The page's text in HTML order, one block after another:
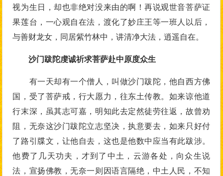
视为生日，却也非绝对没来由的啊！再说观世音菩萨证
果莲台，一心观自在法，渡化了妙庄王等一班人以后，
与善财龙女，同居紫竹林中，讲清净大法，逍遥自在。
沙门跋陀虔诚祈求菩萨赴中原度众生
有一天却有一个僧人，叫做沙门跋陀，他自西方佛
国，受了菩萨戒，行大愿力，往东土传教。如来谅他道
行末深，虽其志可嘉，明知此去定然徒劳往返，故曾劝
阻，无奈这沙门跋陀立志坚决，执意要去，如来只好付
了路引牒文，让他自去，这也是他数中应当有此跋涉。
他费了几天功夫，才到了中土，云游各处，向众生说
法，宣扬佛教，无奈一则因语言隔绝，中土人民，不知